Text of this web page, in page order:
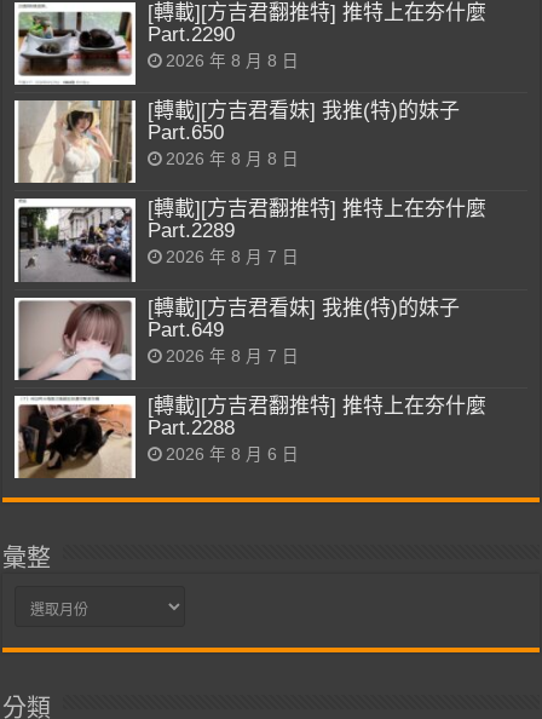
[轉載][方吉君翻推特] 推特上在夯什麼
Part.2290
2026 年 8 月 8 日
[轉載][方吉君看妹] 我推(特)的妹子
Part.650
2026 年 8 月 8 日
[轉載][方吉君翻推特] 推特上在夯什麼
Part.2289
2026 年 8 月 7 日
[轉載][方吉君看妹] 我推(特)的妹子
Part.649
2026 年 8 月 7 日
[轉載][方吉君翻推特] 推特上在夯什麼
Part.2288
2026 年 8 月 6 日
彙整
彙
分類